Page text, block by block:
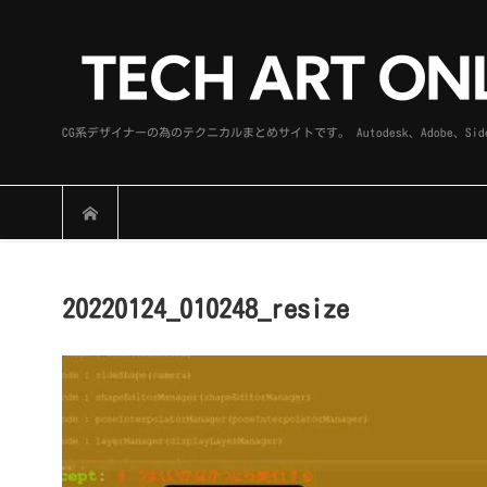
CG系デザイナーの為のテクニカルまとめサイトです。 Autodesk、Adobe、
20220124_010248_resize